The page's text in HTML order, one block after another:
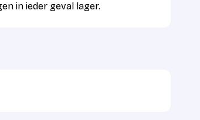
in ieder geval lager.